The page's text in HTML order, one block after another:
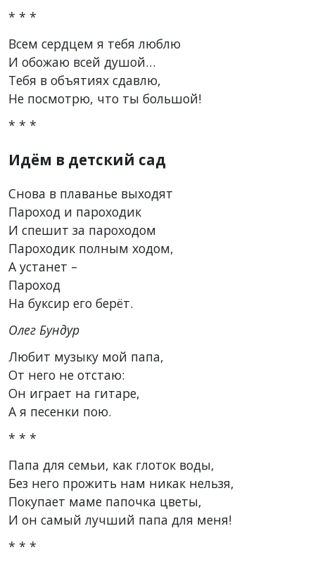
* * *
Всем сердцем я тебя люблю
И обожаю всей душой…
Тебя в объятиях сдавлю,
Не посмотрю, что ты большой!
* * *
Идём в детский сад
Снова в плаванье выходят
Пароход и пароходик
И спешит за пароходом
Пароходик полным ходом,
А устанет –
Пароход
На буксир его берёт.
Олег Бундур
Любит музыку мой папа,
От него не отстаю:
Он играет на гитаре,
А я песенки пою.
* * *
Папа для семьи, как глоток воды,
Без него прожить нам никак нельзя,
Покупает маме папочка цветы,
И он самый лучший папа для меня!
* * *